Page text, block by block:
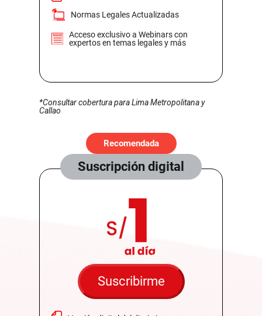
Normas Legales Actualizadas
Acceso exclusivo a Webinars con
expertos en temas legales y más
*Consultar cobertura para Lima Metropolitana y
Callao
Recomendada
Suscripción digital
Suscribirme